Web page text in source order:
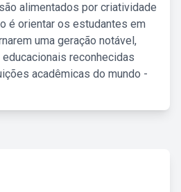
alimentados por criatividade
é orientar os estudantes em
uma geração notável,
reconhecidas
acadêmicas do mundo -